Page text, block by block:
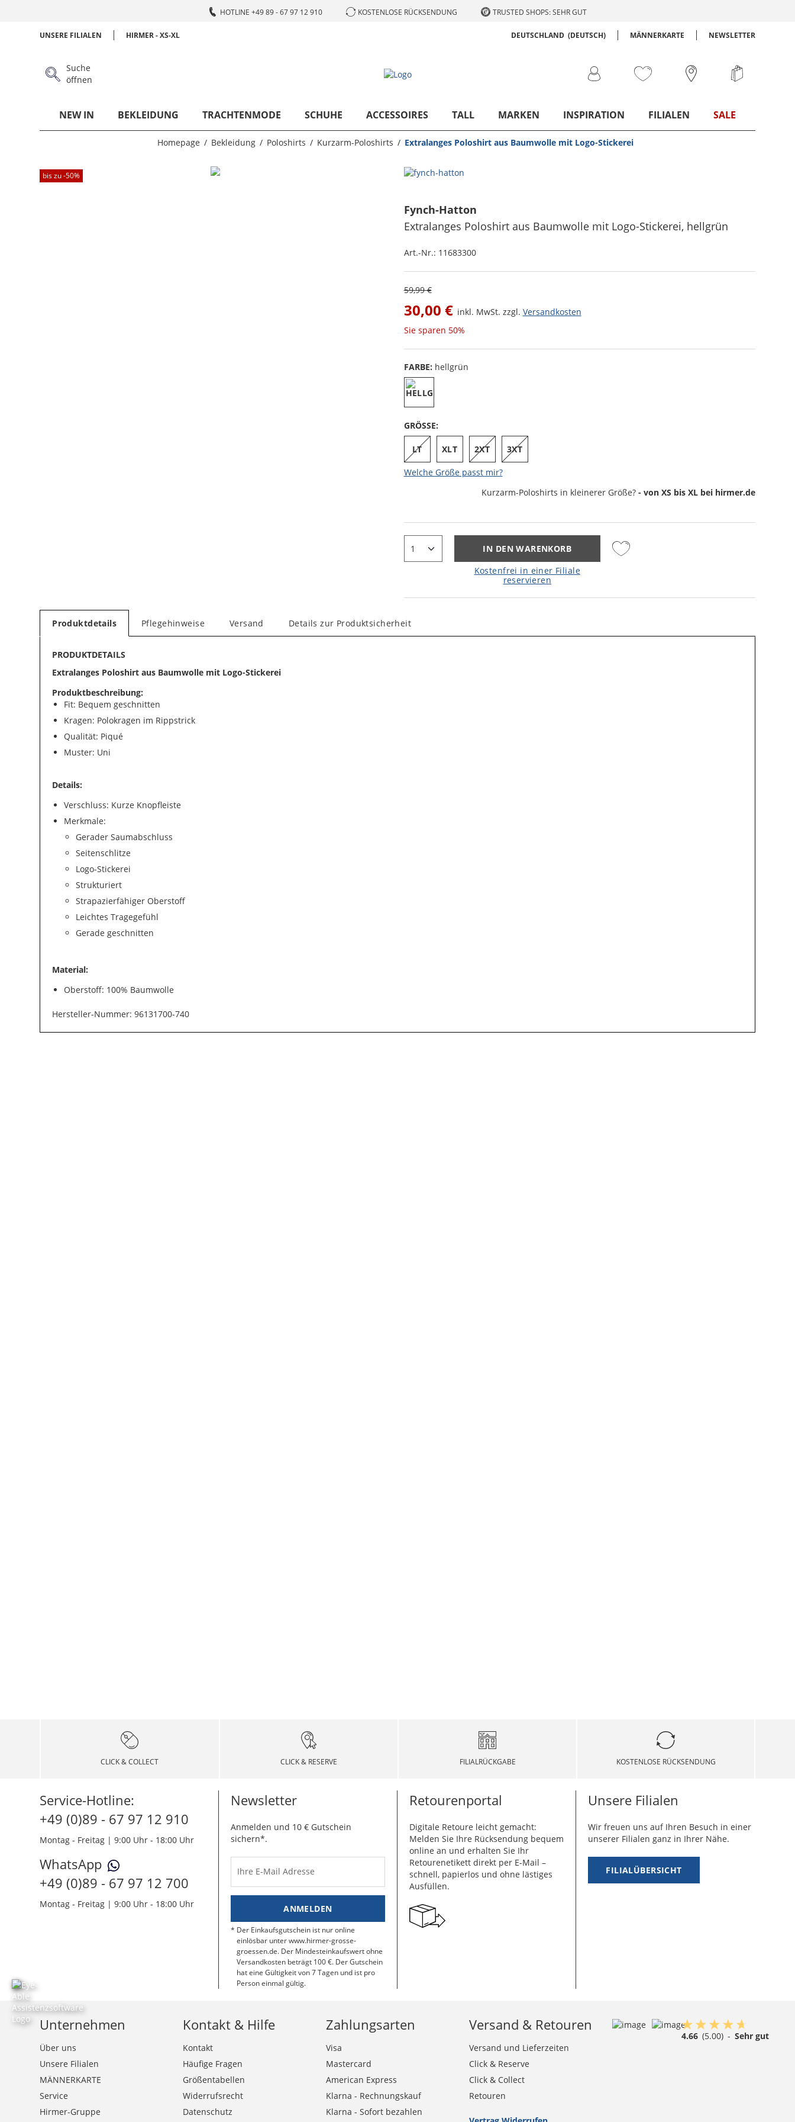
HOTLINE +49 89 - 67 97 12 910 KOSTENLOSE RÜCKSENDUNG TRUSTED SHOPS: SEHR GUT
UNSERE FILIALEN HIRMER - XS-XL DEUTSCHLAND (DEUTSCH) MÄNNERKARTE NEWSLETTER
Suche
öffnen
NEW IN BEKLEIDUNG TRACHTENMODE SCHUHE ACCESSOIRES TALL MARKEN INSPIRATION FILIALEN SALE
Homepage Bekleidung Poloshirts Kurzarm-Poloshirts Extralanges Poloshirt aus Baumwolle mit Logo-Stickerei
bis zu -50%
Fynch-Hatton
Extralanges Poloshirt aus Baumwolle mit Logo-Stickerei, hellgrün
Art.-Nr.: 11683300
59,99 €
30,00 € inkl. MwSt. zzgl. Versandkosten
Sie sparen 50%
FARBE: hellgrün
GRÖSSE:
LT XLT 2XT 3XT
Welche Größe passt mir?
Kurzarm-Poloshirts in kleinerer Größe? - von XS bis XL bei hirmer.de
IN DEN WARENKORB
Kostenfrei in einer Filiale
reservieren
Produktdetails Pflegehinweise Versand Details zur Produktsicherheit
PRODUKTDETAILS
Extralanges Poloshirt aus Baumwolle mit Logo-Stickerei
Produktbeschreibung:
Fit: Bequem geschnitten
Kragen: Polokragen im Rippstrick
Qualität: Piqué
Muster: Uni
Details:
Verschluss: Kurze Knopfleiste
Merkmale:
Gerader Saumabschluss
Seitenschlitze
Logo-Stickerei
Strukturiert
Strapazierfähiger Oberstoff
Leichtes Tragegefühl
Gerade geschnitten
Material:
Oberstoff: 100% Baumwolle
Hersteller-Nummer: 96131700-740
CLICK & COLLECT CLICK & RESERVE FILIALRÜCKGABE KOSTENLOSE RÜCKSENDUNG
Service-Hotline:
+49 (0)89 - 67 97 12 910
Montag - Freitag | 9:00 Uhr - 18:00 Uhr
WhatsApp
+49 (0)89 - 67 97 12 700
Montag - Freitag | 9:00 Uhr - 18:00 Uhr
Newsletter
Anmelden und 10 € Gutschein
sichern*.
Ihre E-Mail Adresse
ANMELDEN
Der Einkaufsgutschein ist nur online
einlösbar unter www.hirmer-grosse-
groessen.de. Der Mindesteinkaufswert ohne
Versandkosten beträgt 100 €. Der Gutschein
hat eine Gültigkeit von 7 Tagen und ist pro
Person einmal gültig.
Retourenportal
Digitale Retoure leicht gemacht:
Melden Sie Ihre Rücksendung bequem
online an und erhalten Sie Ihr
Retourenetikett direkt per E-Mail –
schnell, papierlos und ohne lästiges
Ausfüllen.
Unsere Filialen
Wir freuen uns auf Ihren Besuch in einer
unserer Filialen ganz in Ihrer Nähe.
FILIALÜBERSICHT
Unternehmen
Über uns
Unsere Filialen
MÄNNERKARTE
Service
Hirmer-Gruppe
Kontakt & Hilfe
Kontakt
Häufige Fragen
Größentabellen
Widerrufsrecht
Datenschutz
Zahlungsarten
Visa
Mastercard
American Express
Klarna - Rechnungskauf
Klarna - Sofort bezahlen
Versand & Retouren
Versand und Lieferzeiten
Click & Reserve
Click & Collect
Retouren
4.66 (5.00) - Sehr gut